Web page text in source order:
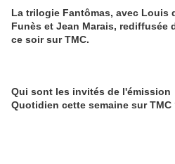
La trilogie Fantômas, avec Louis
Funès et Jean Marais, rediffusée
ce soir sur TMC.
Qui sont les invités de l'émission
Quotidien cette semaine sur TMC